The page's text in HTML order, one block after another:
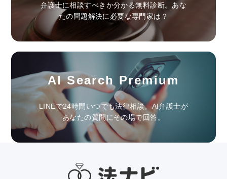
弁護士に相談すべきか分かる無料診断。あな
たの問題解決に必要な専門家は？
AI Search Premium
LINEで24時間いつでも法律相談。AI弁護士が
あなたの質問にその場で回答。